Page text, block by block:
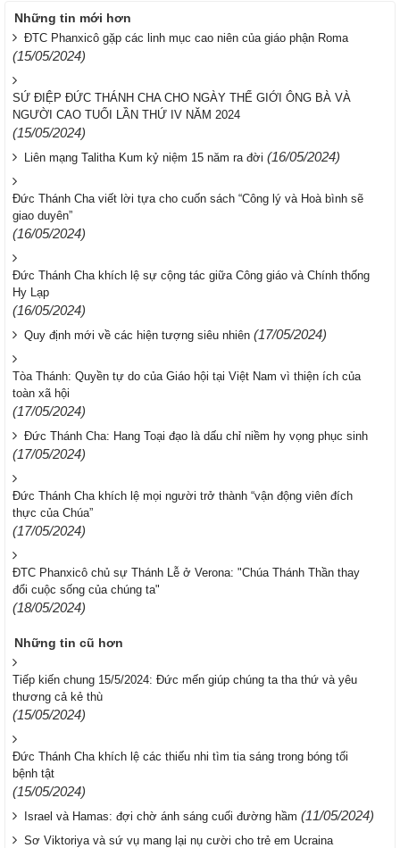
Những tin mới hơn
ĐTC Phanxicô gặp các linh mục cao niên của giáo phận Roma
(15/05/2024)
SỨ ĐIỆP ĐỨC THÁNH CHA CHO NGÀY THẾ GIỚI ÔNG BÀ VÀ
NGƯỜI CAO TUỔI LẦN THỨ IV NĂM 2024
(15/05/2024)
Liên mạng Talitha Kum kỷ niệm 15 năm ra đời (16/05/2024)
Đức Thánh Cha viết lời tựa cho cuốn sách “Công lý và Hoà bình sẽ
giao duyên”
(16/05/2024)
Đức Thánh Cha khích lệ sự cộng tác giữa Công giáo và Chính thống
Hy Lạp
(16/05/2024)
Quy định mới về các hiện tượng siêu nhiên (17/05/2024)
Tòa Thánh: Quyền tự do của Giáo hội tại Việt Nam vì thiện ích của
toàn xã hội
(17/05/2024)
Đức Thánh Cha: Hang Toại đạo là dấu chỉ niềm hy vọng phục sinh
(17/05/2024)
Đức Thánh Cha khích lệ mọi người trở thành “vận động viên đích
thực của Chúa”
(17/05/2024)
ĐTC Phanxicô chủ sự Thánh Lễ ở Verona: "Chúa Thánh Thần thay
đổi cuộc sống của chúng ta"
(18/05/2024)
Những tin cũ hơn
Tiếp kiến chung 15/5/2024: Đức mến giúp chúng ta tha thứ và yêu
thương cả kẻ thù
(15/05/2024)
Đức Thánh Cha khích lệ các thiếu nhi tìm tia sáng trong bóng tối
bệnh tật
(15/05/2024)
Israel và Hamas: đợi chờ ánh sáng cuối đường hầm (11/05/2024)
Sơ Viktoriya và sứ vụ mang lại nụ cười cho trẻ em Ucraina